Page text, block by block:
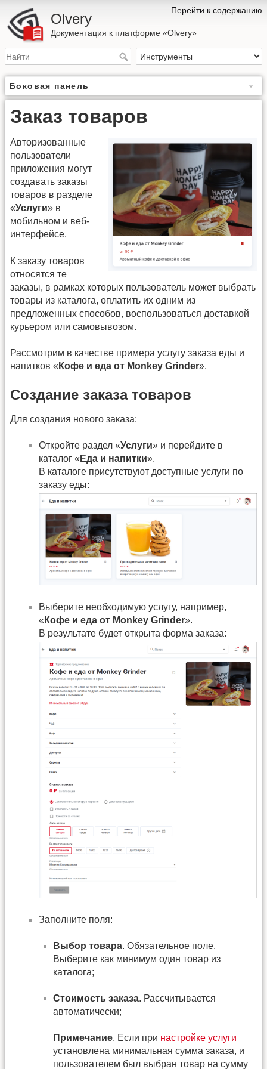
Перейти к содержанию
Olvery
Документация к платформе «Olvery»
Боковая панель
Заказ товаров
Авторизованные
пользователи
приложения могут
создавать заказы
товаров в разделе
«Услуги» в
мобильном и веб-
интерфейсе.
К заказу товаров
относятся те
заказы, в рамках которых пользователь может выбрать
товары из каталога, оплатить их одним из
предложенных способов, воспользоваться доставкой
курьером или самовывозом.
Рассмотрим в качестве примера услугу заказа еды и
напитков « Кофе и еда от Monkey Grinder».
Создание заказа товаров
Для создания нового заказа:
Откройте раздел «Услуги» и перейдите в
каталог « Еда и напитки».
В каталоге присутствуют доступные услуги по
заказу еды:
Выберите необходимую услугу, например,
« Кофе и еда от Monkey Grinder».
В результате будет открыта форма заказа:
Заполните поля:
Выбор товара. Обязательное поле.
Выберите как минимум один товар из
каталога;
Стоимость заказа. Рассчитывается
автоматически;
Примечание. Если при настройке услуги
установлена минимальная сумма заказа, и
пользователем был выбран товар на сумму